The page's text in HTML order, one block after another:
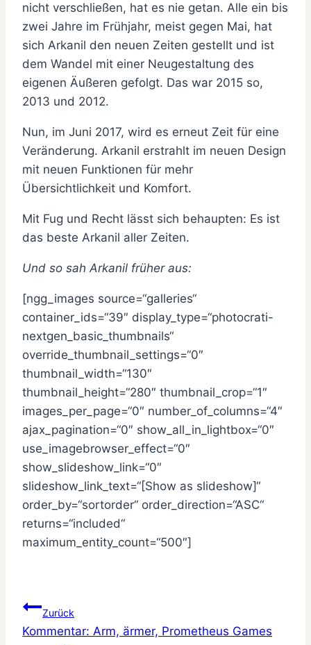
nicht verschließen, hat es nie getan. Alle ein bis
zwei Jahre im Frühjahr, meist gegen Mai, hat
sich Arkanil den neuen Zeiten gestellt und ist
dem Wandel mit einer Neugestaltung des
eigenen Äußeren gefolgt. Das war 2015 so,
2013 und 2012.
Nun, im Juni 2017, wird es erneut Zeit für eine
Veränderung. Arkanil erstrahlt im neuen Design
mit neuen Funktionen für mehr
Übersichtlichkeit und Komfort.
Mit Fug und Recht lässt sich behaupten: Es ist
das beste Arkanil aller Zeiten.
Und so sah Arkanil früher aus:
[ngg_images source=“galleries“
container_ids=“39″ display_type=“photocrati-
nextgen_basic_thumbnails“
override_thumbnail_settings=“0″
thumbnail_width=“130″
thumbnail_height=“280″ thumbnail_crop=“1″
images_per_page=“0″ number_of_columns=“4″
ajax_pagination=“0″ show_all_in_lightbox=“0″
use_imagebrowser_effect=“0″
show_slideshow_link=“0″
slideshow_link_text=“[Show as slideshow]“
order_by=“sortorder“ order_direction=“ASC“
returns=“included“
maximum_entity_count=“500″]
Beitragsnavigation
Zurück
Kommentar: Arm, ärmer, Prometheus Games